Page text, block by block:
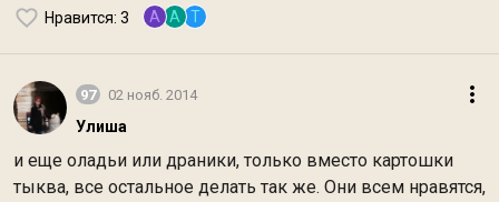
Нравится: 3 A A T
97 02 нояб. 2014
Улиша
и еще оладьи или драники, только вместо картошки
тыква, все остальное делать так же. Они всем нравятся,